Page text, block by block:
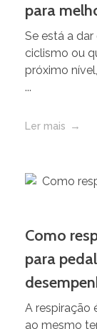
para
Se está a
ciclismo ou
próximo
...
Ler mais
Como
para
A respiração
ao mesmo